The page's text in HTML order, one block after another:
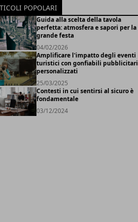
POPOLARI
Guida alla scelta della tavola
perfetta: atmosfera e sapori per la
grande festa
04/02/2026
Amplificare l'impatto degli eventi
turistici con gonfiabili pubblicitari
personalizzati
25/03/2025
Contesti in cui sentirsi al sicuro è
fondamentale
03/12/2024